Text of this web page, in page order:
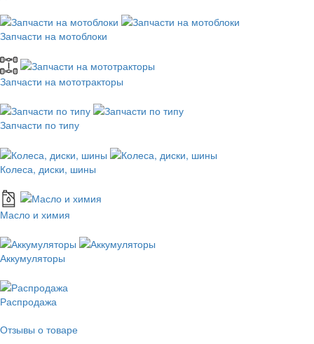
Запчасти на мотоблоки
Запчасти на мототракторы
Запчасти по типу
Колеса, диски, шины
Масло и химия
Аккумуляторы
Распродажа
Отзывы о товаре